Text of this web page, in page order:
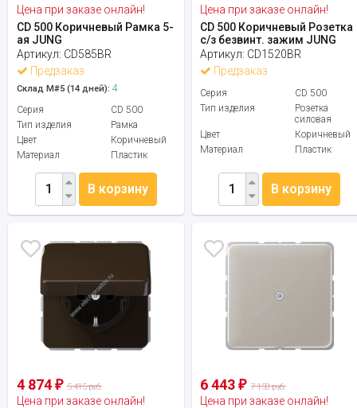
Цена при заказе онлайн!
CD 500 Коричневый Рамка 5-
ая JUNG
Артикул: CD585BR
Предзаказ
Склад М#5 (14 дней): 4
Серия
CD 500
Тип изделия
Рамка
Цвет
Коричневый
Материал
Пластик
В корзину
Цена при заказе онлайн!
CD 500 Коричневый Розетка
с/з безвинт. зажим JUNG
Артикул: CD1520BR
Предзаказ
Серия
CD 500
Тип изделия
Розетка
силовая
Цвет
Коричневый
Материал
Пластик
В корзину
4 874 ₽ 5 415 руб.
Цена при заказе онлайн!
6 443₽ 7 158 руб.
Цена при заказе онлайн!